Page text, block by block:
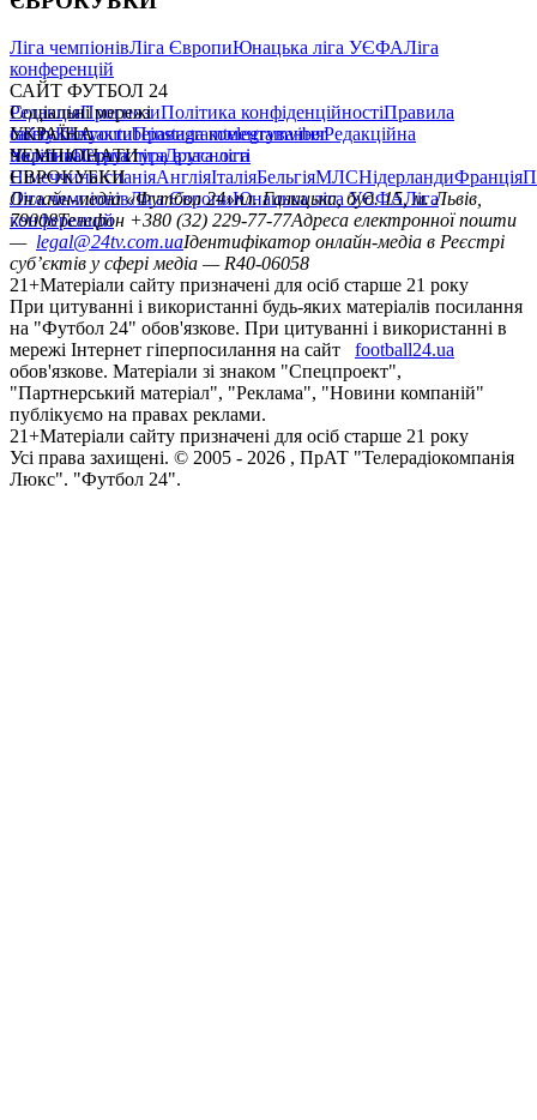
Ліга чемпіонівЛіга ЄвропиЮнацька ліга УЄФАЛіга
конференцій
САЙТ ФУТБОЛ 24
РедакціяПрогнозиПолітика конфіденційностіПравила
сайтуКонтактиПравила коментуванняРедакційна
політикаСтруктура власності
Соціальні мережі
facebookxyoutubeinstagramtelegramviber
УКРАЇНА
УкраїнаПерша лігаДруга ліга
ЧЕМПІОНАТИ
НімеччинаІспаніяАнгліяІталіяБельгіяМЛСНідерландиФранція
ЄВРОКУБКИ
Ліга чемпіонівЛіга ЄвропиЮнацька ліга УЄФАЛіга
конференцій
Онлайн-медіа «Футбол 24»пл. Галицька, буд. 15, м. Львів,
79008Телефон +380 (32) 229-77-77Адреса електронної пошти
— legal@24tv.com.uaІдентифікатор онлайн-медіа в Реєстрі
суб’єктів у сфері медіа — R40-06058
21+Матеріали сайту призначені для осіб старше 21 року
При цитуванні і використанні будь-яких матеріалів посилання
на "Футбол 24" обов'язкове. При цитуванні і використанні в
мережі Інтернет гіперпосилання на сайт
football24.ua
обов'язкове. Матеріали зі знаком "Спецпроект",
"Партнерський матеріал", "Реклама", "Новини компаній"
публікуємо на правах реклами.
21+Матеріали сайту призначені для осіб старше 21 року
Усi права захищенi. © 2005 - 2026 , ПрАТ "Телерадіокомпанія
Люкс". "Футбол 24".